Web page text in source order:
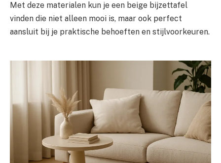
Met deze materialen kun je een beige bijzettafel
vinden die niet alleen mooi is, maar ook perfect
aansluit bij je praktische behoeften en stijlvoorkeuren.